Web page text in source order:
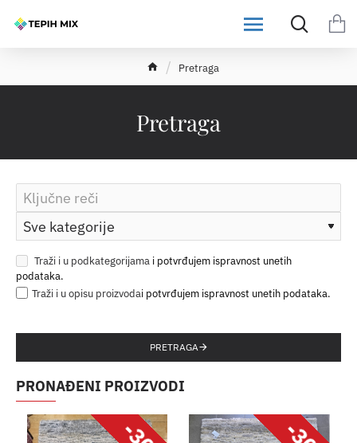
Pretraga
h
o
Pretraga
Traži i u podkategorijama
Traži i u opisu proizvoda
PRETRAGA
PRONAĐENI PROIZVODI